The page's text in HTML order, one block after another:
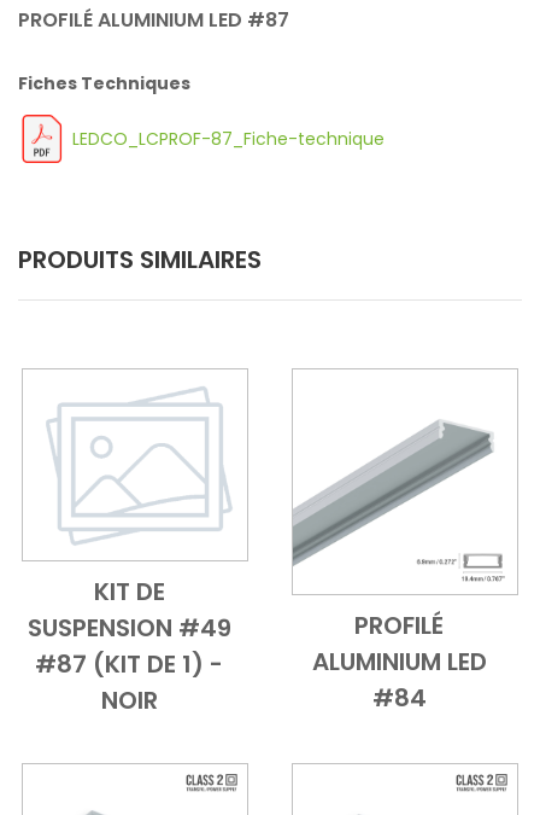
PROFILÉ ALUMINIUM LED #87
Fiches Techniques
LEDCO_LCPROF-87_Fiche-technique
PRODUITS SIMILAIRES
Add to CartVue d'ensemble
KIT DE
SUSPENSION #49
#87 (KIT DE 1) -
NOIR
Add to Cart
Vue
PROFILÉ
ALUMINIUM LED
#84